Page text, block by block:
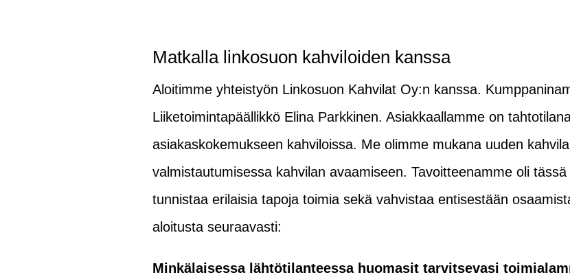
Matkalla linkosuon kahviloiden kanssa
Aloitimme yhteistyön Linkosuon Kahvilat Oy:n kanssa.
Liiketoimintapäällikkö Elina Parkkinen. Asiakkaallamme on
asiakaskokemukseen kahviloissa. Me olimme mukana uuden
valmistautumisessa kahvilan avaamiseen. Tavoitteenamme oli
tunnistaa erilaisia tapoja toimia sekä vahvistaa entisestään
aloitusta seuraavasti:
Minkälaisessa lähtötilanteessa huomasit tarvitsevasi